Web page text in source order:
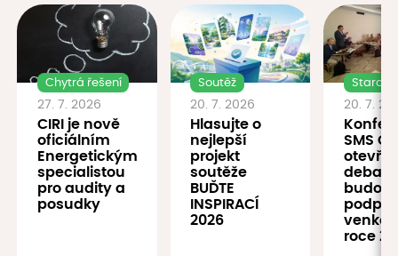
Chytrá řešení
27. 7. 2026
CIRI je nově
oficiálním
Energetickým
specialistou
pro audity a
posudky
Soutěž
20. 7. 2026
Hlasujte o
nejlepší
projekt
soutěže
BUĎTE
INSPIRACÍ
2026
20. 7.
SMS ČR
debatu
roce